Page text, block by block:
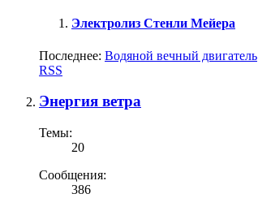
Электролиз Стенли Мейера
Последнее: Водяной вечный двигатель
RSS
Энергия ветра
Темы:
20
Сообщения:
386